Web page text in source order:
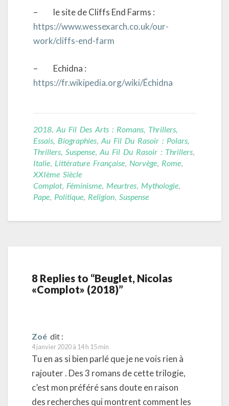
– le site de Cliffs End Farms :
https://www.wessexarch.co.uk/our-
work/cliffs-end-farm
– Echidna :
https://fr.wikipedia.org/wiki/Échidna
2018, Au Fil Des Arts : Romans, Thrillers,
Essais, Biographies, Au Fil Du Rasoir : Polars,
Thrillers, Suspense, Au Fil Du Rasoir : Thrillers,
Italie, Littérature Française, Norvège, Rome,
XXIème Siècle
Complot, Féminisme, Meurtres, Mythologie,
Pape, Politique, Religion, Suspense
8 Replies to “Beuglet, Nicolas
«Complot» (2018)”
Zoé dit :
4 janvier 2020 à 14 h 15 min
Tu en as si bien parlé que je ne vois rien à
rajouter . Des 3 romans de cette trilogie,
c’est mon préféré sans doute en raison
des recherches qui montrent comment les